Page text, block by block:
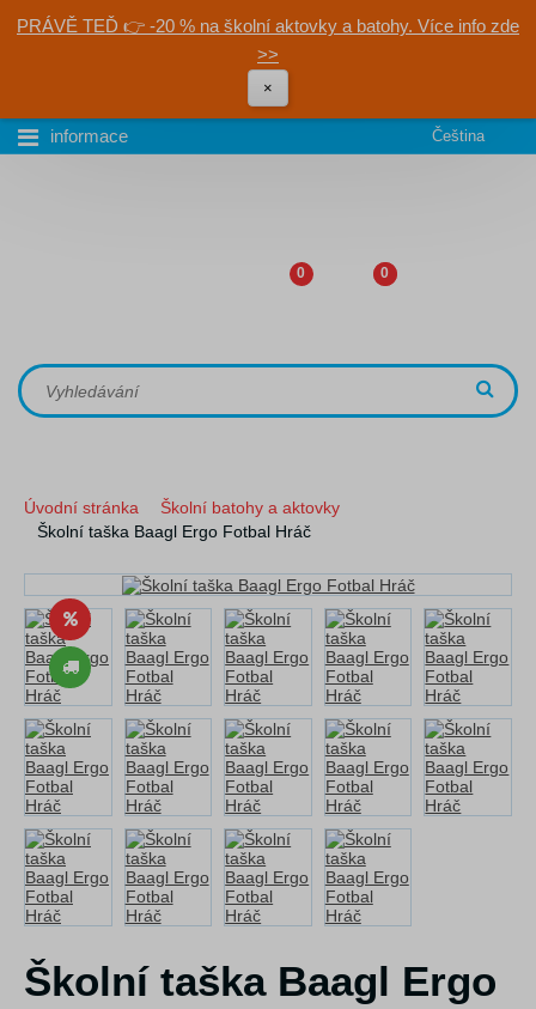
PRÁVĚ TEĎ 👉 -20 % na školní aktovky a batohy. Více info zde
>>
×
informace Čeština
0 0
Úvodní stránka
Školní batohy a aktovky
Školní taška Baagl Ergo Fotbal Hráč
Školní taška Baagl Ergo